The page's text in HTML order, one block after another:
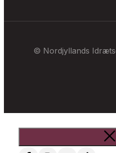
© Nordjyllands